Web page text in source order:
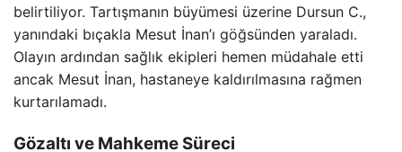
belirtiliyor. Tartışmanın büyümesi üzerine Dursun C.,
yanındaki bıçakla Mesut İnan’ı göğsünden yaraladı.
Olayın ardından sağlık ekipleri hemen müdahale etti
ancak Mesut İnan, hastaneye kaldırılmasına rağmen
kurtarılamadı.
Gözaltı ve Mahkeme Süreci